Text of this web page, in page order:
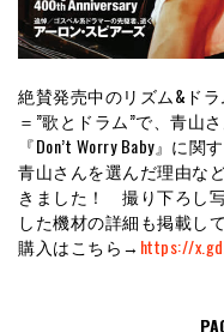
絶賛発売中のリズム&ド
＝”歌とドラム”で、青山
『Don’t Worry Baby』に
青山さんを選んだ理由な
きました！ 撮り下ろし
した機材の詳細も掲載し
購入はこちら→ https://